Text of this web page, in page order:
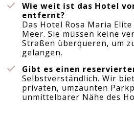
Wie weit ist das Hotel
entfernt?
Das Hotel Rosa Maria
Meer. Sie müssen keine
Straßen überqueren, um
gelangen.
Gibt es einen
Selbstverständlich. Wir
privaten, umzäunten
unmittelbarer Nähe des